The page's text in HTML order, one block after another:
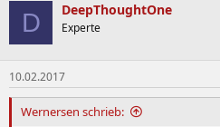
D DeepThoughtOne
Experte
10.02.2017
Wernersen schrieb: